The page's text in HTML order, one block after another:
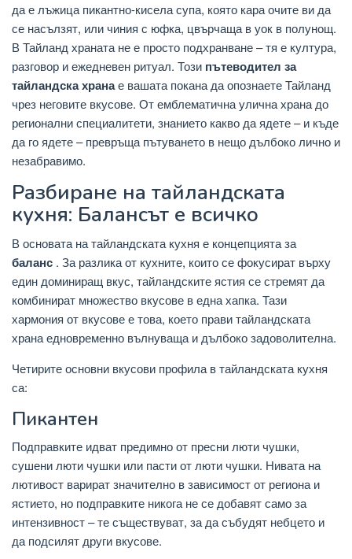
да е лъжица пикантно-кисела супа, която кара очите ви да
се насълзят, или чиния с юфка, цвърчаща в уок в полунощ.
В Тайланд храната не е просто подхранване – тя е култура,
разговор и ежедневен ритуал. Този пътеводител за
тайландска хранае вашата покана да опознаете Тайланд
чрез неговите вкусове. От емблематична улична храна до
регионални специалитети, знанието какво да ядете – и къде
да го ядете – превръща пътуването в нещо дълбоко лично и
незабравимо.
Разбиране на тайландската
кухня: Балансът е всичко
В основата на тайландската кухня е концепцията за
баланс . За разлика от кухните, които се фокусират върху
един доминиращ вкус, тайландските ястия се стремят да
комбинират множество вкусове в една хапка. Тази
хармония от вкусове е това, което прави тайландската
храна едновременно вълнуваща и дълбоко задоволителна.
Четирите основни вкусови профила в тайландската кухня
са:
Пикантен
Подправките идват предимно от пресни люти чушки,
сушени люти чушки или пасти от люти чушки. Нивата на
лютивост варират значително в зависимост от региона и
ястието, но подправките никога не се добавят само за
интензивност – те съществуват, за да събудят небцето и
да подсилят други вкусове.